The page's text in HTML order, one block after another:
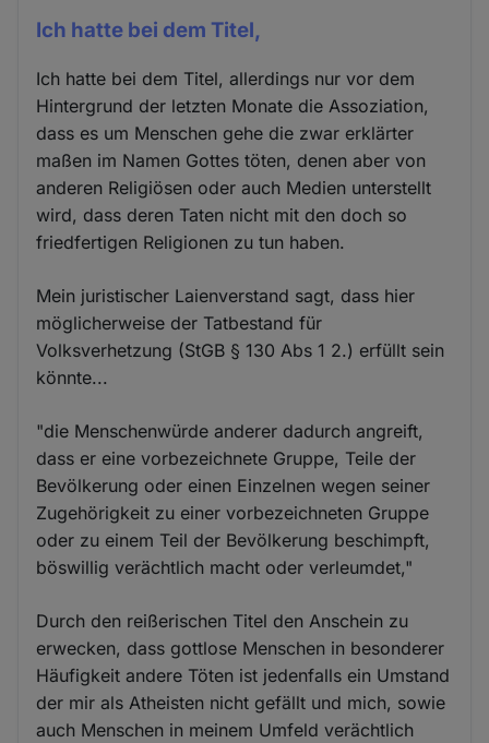
Ich hatte bei dem Titel,
Ich hatte bei dem Titel, allerdings nur vor dem
Hintergrund der letzten Monate die Assoziation,
dass es um Menschen gehe die zwar erklärter
maßen im Namen Gottes töten, denen aber von
anderen Religiösen oder auch Medien unterstellt
wird, dass deren Taten nicht mit den doch so
friedfertigen Religionen zu tun haben.
Mein juristischer Laienverstand sagt, dass hier
möglicherweise der Tatbestand für
Volksverhetzung (StGB § 130 Abs 1 2.) erfüllt sein
könnte...
"die Menschenwürde anderer dadurch angreift,
dass er eine vorbezeichnete Gruppe, Teile der
Bevölkerung oder einen Einzelnen wegen seiner
Zugehörigkeit zu einer vorbezeichneten Gruppe
oder zu einem Teil der Bevölkerung beschimpft,
böswillig verächtlich macht oder verleumdet,"
Durch den reißerischen Titel den Anschein zu
erwecken, dass gottlose Menschen in besonderer
Häufigkeit andere Töten ist jedenfalls ein Umstand
der mir als Atheisten nicht gefällt und mich, sowie
auch Menschen in meinem Umfeld verächtlich